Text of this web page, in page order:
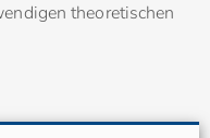
theoretischen